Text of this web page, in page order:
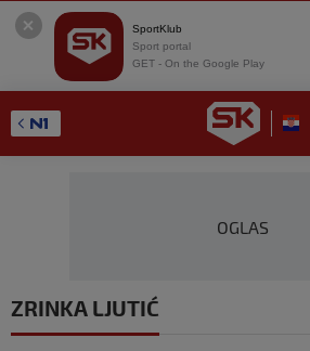
SportKlub
Sport portal
GET - On the Google Play
OGLAS
ZRINKA LJUTIĆ